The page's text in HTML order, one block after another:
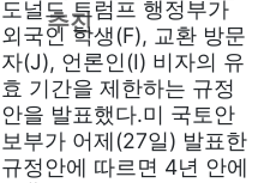
추진
도널드 트럼프 행정부가
외국인 학생(F), 교환 방문
자(J), 언론인(I) 비자의 유
효 기간을 제한하는 규정
안을 발표했다.미 국토안
보부가 어제(27일) 발표한
규정안에 따르면 4년 안에